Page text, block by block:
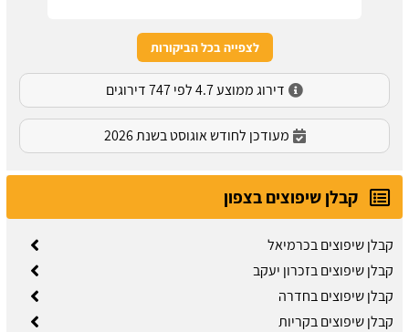
לצפייה בכל הביקורות
דירוג ממוצע 4.7 לפי 747 דירוגים
מעודכן לחודש אוגוסט בשנת 2026
קבלן שיפוצים בצפון
קבלן שיפוצים בכרמיאל
קבלן שיפוצים בזכרון יעקב
קבלן שיפוצים בחדרה
קבלן שיפוצים בקריות